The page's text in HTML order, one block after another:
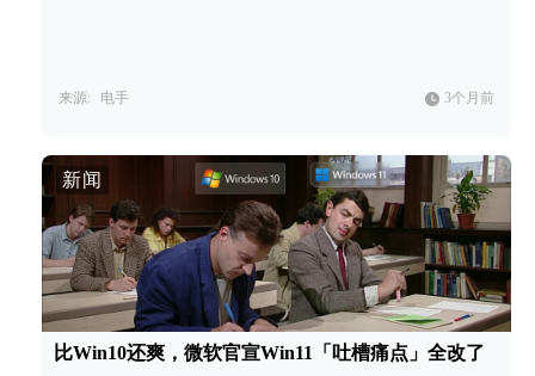
来源: 电手 3个月前
新闻
比Win10还爽，微软官宣Win11「吐槽痛点」全改了